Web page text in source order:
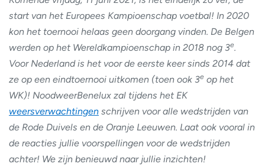
start van het Europees Kampioenschap voetbal! In 2020
kon het toernooi helaas geen doorgang vinden. De Belgen
werden op het Wereldkampioenschap in 2018 nog 3e.
Voor Nederland is het voor de eerste keer sinds 2014 dat
ze op een eindtoernooi uitkomen (toen ook 3e op het
WK)! NoodweerBenelux zal tijdens het EK
weersverwachtingen schrijven voor alle wedstrijden van
de Rode Duivels en de Oranje Leeuwen. Laat ook vooral in
de reacties jullie voorspellingen voor de wedstrijden
achter! We zijn benieuwd naar jullie inzichten!